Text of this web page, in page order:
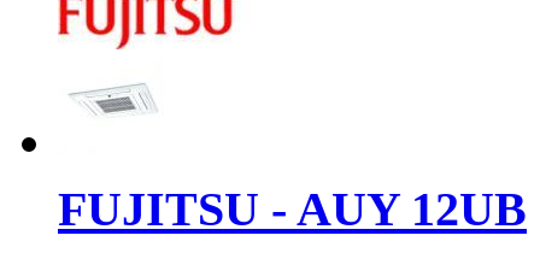
FUJITSU - AUY 12UB